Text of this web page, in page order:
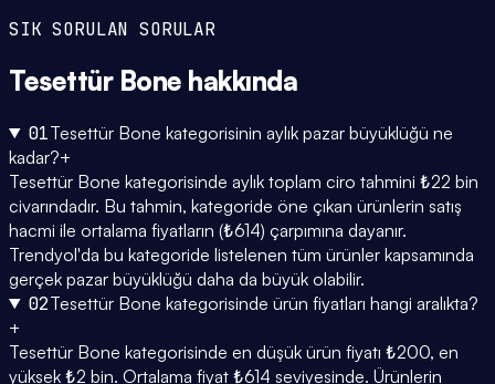
SIK SORULAN SORULAR
Tesettür Bone hakkında
01Tesettür Bone kategorisinin aylık pazar büyüklüğü ne
kadar?+
Tesettür Bone kategorisinde aylık toplam ciro tahmini ₺22 bin
civarındadır. Bu tahmin, kategoride öne çıkan ürünlerin satış
hacmi ile ortalama fiyatların (₺614) çarpımına dayanır.
Trendyol'da bu kategoride listelenen tüm ürünler kapsamında
gerçek pazar büyüklüğü daha da büyük olabilir.
02Tesettür Bone kategorisinde ürün fiyatları hangi aralıkta?
+
Tesettür Bone kategorisinde en düşük ürün fiyatı ₺200, en
yüksek ₺2 bin. Ortalama fiyat ₺614 seviyesinde. Ürünlerin